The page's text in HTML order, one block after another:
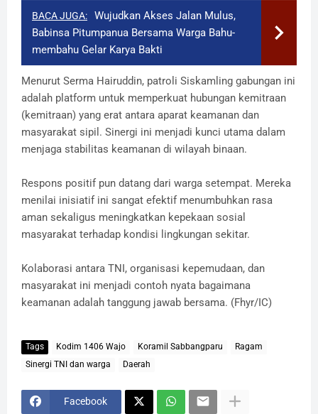
BACA JUGA:
Wujudkan Akses Jalan Mulus,
Babinsa Pitumpanua Bersama Warga Bahu-
membahu Gelar Karya Bakti
​Menurut Serma Hairuddin, patroli Siskamling gabungan ini
adalah platform untuk memperkuat hubungan kemitraan
(kemitraan) yang erat antara aparat keamanan dan
masyarakat sipil. Sinergi ini menjadi kunci utama dalam
menjaga stabilitas keamanan di wilayah binaan.
​Respons positif pun datang dari warga setempat. Mereka
menilai inisiatif ini sangat efektif menumbuhkan rasa
aman sekaligus meningkatkan kepekaan sosial
masyarakat terhadap kondisi lingkungan sekitar.
Kolaborasi antara TNI, organisasi kepemudaan, dan
masyarakat ini menjadi contoh nyata bagaimana
keamanan adalah tanggung jawab bersama. (Fhyr/IC)
Tags Kodim 1406 Wajo Koramil Sabbangparu
Ragam
Sinergi TNI dan warga
Daerah
Facebook